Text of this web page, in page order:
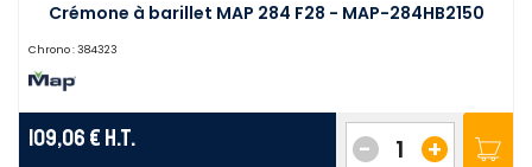
Crémone à barillet MAP 284 F28 - MAP-284HB2150
Chrono : 384323
109,06 € H.T. +
-